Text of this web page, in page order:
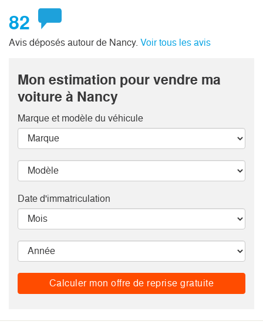
82
Avis déposés autour de Nancy. Voir tous les avis
Mon estimation pour vendre ma
voiture à Nancy
Marque et modèle du véhicule
Date d'immatriculation
Calculer mon offre de reprise gratuite